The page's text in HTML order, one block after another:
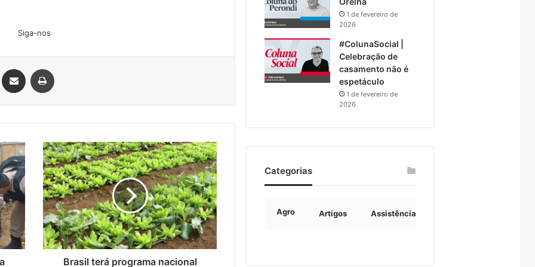
Siga-nos
Linkedin Compartilhar via e-mail
Brasil
terá
programa
nacional
para
produção
de
alimentos
saudáveis
Brasil terá programa nacional
1 de fevereiro de
2026
#ColunaSocial |
Celebração de
casamento não é
espetáculo
1 de fevereiro de
2026
Categorias
Agro Artigos Assistência Social